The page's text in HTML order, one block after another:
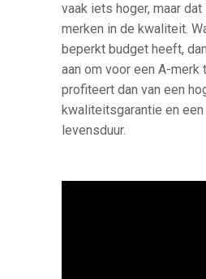
vaak iets hoger, maar
merken in de kwaliteit.
beperkt budget heeft,
aan om voor een A-merk
profiteert dan van een
kwaliteitsgarantie en een
levensduur.